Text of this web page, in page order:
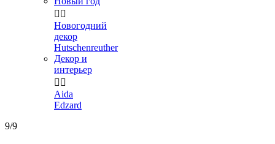
 
Новогодний
декор
Hutschenreuther
Декор и
интерьер
 
Aida
Edzard
9/9